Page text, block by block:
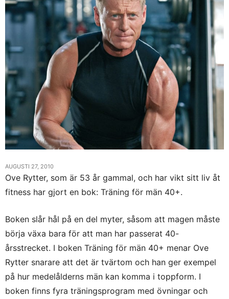
AUGUSTI 27, 2010
Ove Rytter, som är 53 år gammal, och har vikt sitt liv åt
fitness har gjort en bok: Träning för män 40+.
Boken slår hål på en del myter, såsom att magen måste
börja växa bara för att man har passerat 40-
årsstrecket. I boken Träning för män 40+ menar Ove
Rytter snarare att det är tvärtom och han ger exempel
på hur medelålderns män kan komma i toppform. I
boken finns fyra träningsprogram med övningar och